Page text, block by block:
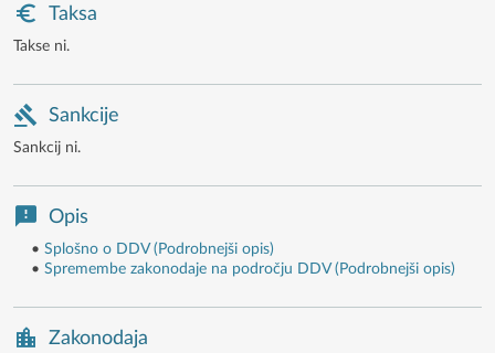
Taksa
Takse ni.
Sankcije
Sankcij ni.
Opis
• Splošno o DDV (Podrobnejši opis)
• Spremembe zakonodaje na področju DDV (Podrobnejši opis)
Zakonodaja